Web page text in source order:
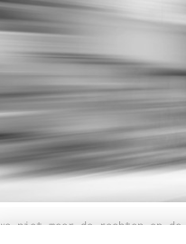
we niet meer de rechten op